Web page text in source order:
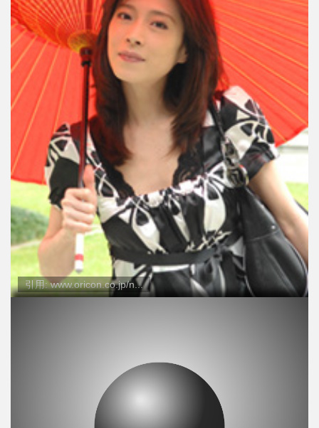
引用: www.oricon.co.jp/n...